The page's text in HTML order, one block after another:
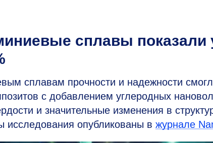
сплавы показали
сплавам прочности и надежности
с добавлением углеродных
и значительные изменения в
исследования опубликованы в журнале